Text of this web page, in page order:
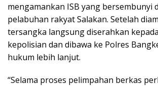
mengamankan ISB yang bersembunyi
pelabuhan rakyat Salakan. Setelah
tersangka langsung diserahkan
kepolisian dan dibawa ke Polres
hukum lebih lanjut.
“Selama proses pelimpahan berkas